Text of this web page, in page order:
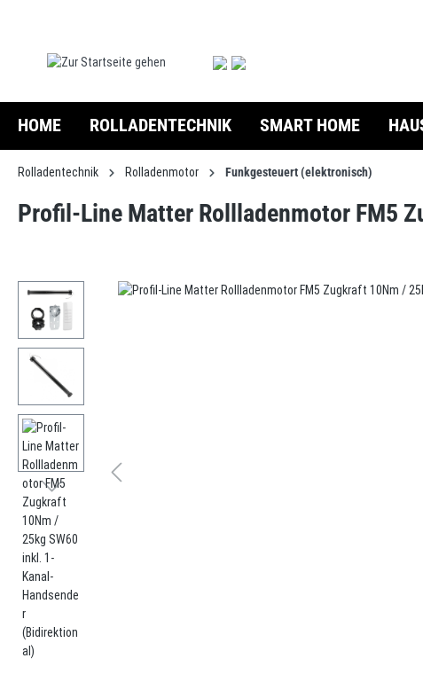
HOME ROLLADENTECHNIK SMART HOME
Rolladentechnik Rolladenmotor Funkgesteuert (elektronisch)
Profil-Line Matter Rollladenmotor FM5
Bildergalerie überspringen